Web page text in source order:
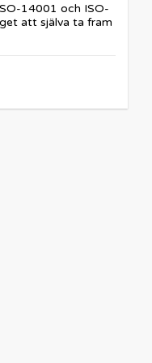
14001 och ISO-
att själva ta fram